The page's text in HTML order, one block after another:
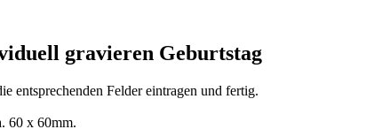
gravieren Geburtstag
entsprechenden Felder eintragen und fertig.
60 x 60mm.